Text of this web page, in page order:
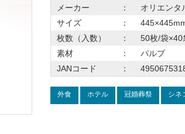
メーカー
：
オリエンタ
サイズ
：
枚数（入数）
：
50枚/袋×40
素材
：
パルプ
JANコード
：
外食 ホテル 冠婚葬祭 シネ